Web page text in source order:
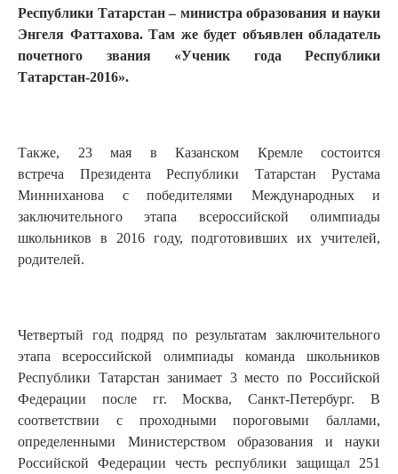
Республики Татарстан – министра образования и науки
Энгеля Фаттахова. Там же будет объявлен обладатель
почетного звания «Ученик года Республики
Татарстан-2016».
Также, 23 мая в Казанском Кремле состоится
встреча Президента Республики Татарстан Рустама
Минниханова с победителями Международных и
заключительного этапа всероссийской олимпиады
школьников в 2016 году, подготовивших их учителей,
родителей.
Четвертый год подряд по результатам заключительного
этапа всероссийской олимпиады команда школьников
Республики Татарстан занимает 3 место по Российской
Федерации после гг. Москва, Санкт-Петербург. В
соответствии с проходными пороговыми баллами,
определенными Министерством образования и науки
Российской Федерации честь республики защищал 251